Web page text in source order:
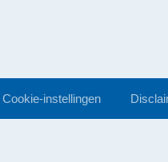
Cookie-instellingen